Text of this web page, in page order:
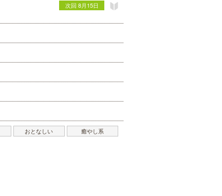
次回 8月15日
おとなしい 癒やし系